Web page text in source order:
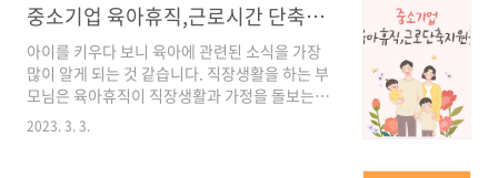
니다. 꾸준히 하다 보면 올연말에는 많은 능력을
가지고 있었으면 좋겠습니다. 요즘은 저와 같이
다양한 것을 배워보고 새로운 경험을 하시는 분
들이 많은 실듯합니다. 오늘은 이런 분들에게 도
움이 될 만한 내일배움카드에 대해서 알아보려고
합니다. 내일배움카드만을 로도 다양한 과목에
중소기업 육아휴직,근로시간 단축에 사업주 부담덜어주는 지원금
아이를 키우다 보니 육아에 관련된 소식을 가장
많이 알게 되는 것 같습니다. 직장생활을 하는 부
모님은 육아휴직이 직장생활과 가정을 돌보는데
가장 도움이 많이 되는 것 같습니다. 이전에는 대
2023. 3. 3.